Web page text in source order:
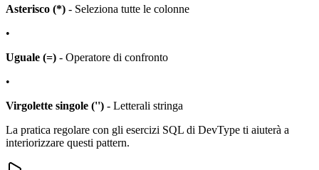
Asterisco (*) - Seleziona tutte le colonne
•
Uguale (=) - Operatore di confronto
•
Virgolette singole ('') - Letterali stringa
La pratica regolare con gli esercizi SQL di DevType ti aiuterà a
interiorizzare questi pattern.